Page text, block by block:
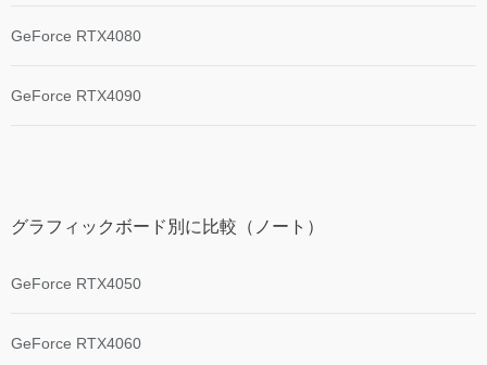
GeForce RTX4080
GeForce RTX4090
グラフィックボード別に比較（ノート）
GeForce RTX4050
GeForce RTX4060